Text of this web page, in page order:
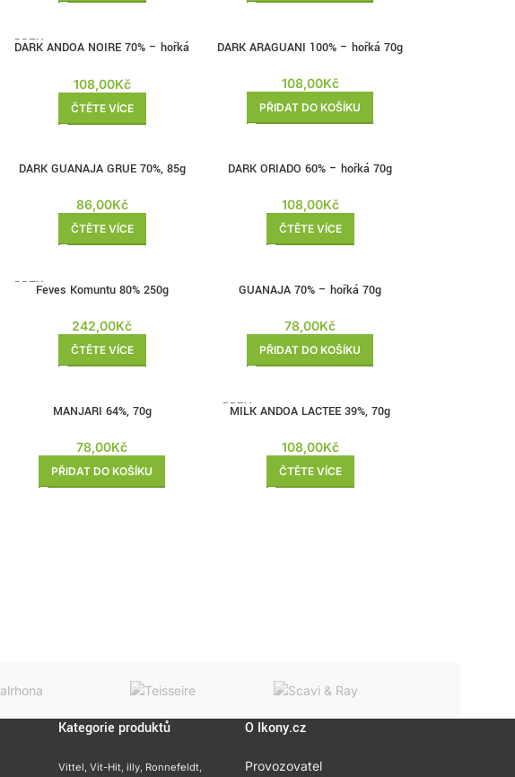
BRZY
ZPĚT
DARK ANDOA NOIRE 70% – hořká
108,00Kč
ČTĚTE VÍCE
DARK ARAGUANI 100% – hořká 70g
108,00Kč
PŘIDAT DO KOŠÍKU
BRZY
ZPĚT
DARK GUANAJA GRUE 70%, 85g
86,00Kč
ČTĚTE VÍCE
BRZY
ZPĚT
DARK ORIADO 60% – hořká 70g
108,00Kč
ČTĚTE VÍCE
BRZY
ZPĚTFeves Komuntu 80% 250g
242,00Kč
ČTĚTE VÍCE
GUANAJA 70% – hořká 70g
78,00Kč
PŘIDAT DO KOŠÍKU
MANJARI 64%, 70g
78,00Kč
PŘIDAT DO KOŠÍKU
BRZY
ZPĚT
MILK ANDOA LACTEE 39%, 70g
108,00Kč
ČTĚTE VÍCE
Kategorie produktů
Vittel, Vit-Hit, illy, Ronnefeldt,
O Ikony.cz
Provozovatel